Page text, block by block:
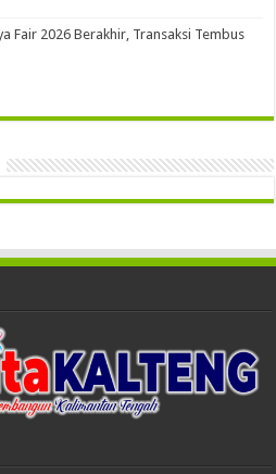
Fair 2026 Berakhir, Transaksi Tembus